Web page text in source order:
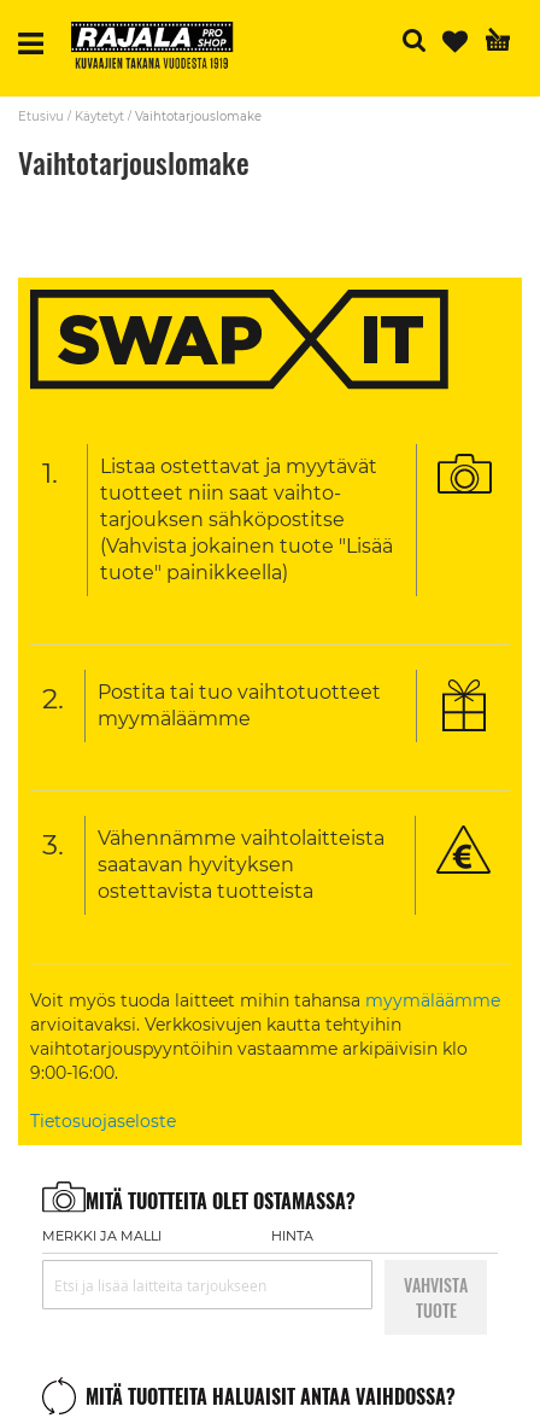
Etusivu Käytetyt Vaihtotarjouslomake
Vaihtotarjouslomake
1.
Listaa ostettavat ja myytävät
tuotteet niin saat vaihto-
tarjouksen sähköpostitse
(Vahvista jokainen tuote "Lisää
tuote" painikkeella)
2.
Postita tai tuo vaihtotuotteet
myymäläämme
3.
Vähennämme vaihtolaitteista
saatavan hyvityksen
ostettavista tuotteista
Voit myös tuoda laitteet mihin tahansa myymäläämme
arvioitavaksi. Verkkosivujen kautta tehtyihin
vaihtotarjouspyyntöihin vastaamme arkipäivisin klo
9:00-16:00.
Tietosuojaseloste
MITÄ TUOTTEITA OLET OSTAMASSA?
MERKKI JA MALLI HINTA
VAHVISTA
TUOTE
MITÄ TUOTTEITA HALUAISIT ANTAA VAIHDOSSA?